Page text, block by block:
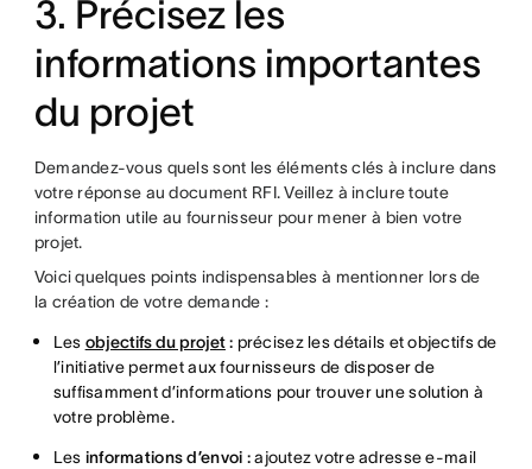
3. Précisez les
informations importantes
du projet
Demandez-vous quels sont les éléments clés à inclure dans
votre réponse au document RFI. Veillez à inclure toute
information utile au fournisseur pour mener à bien votre
projet.
Voici quelques points indispensables à mentionner lors de
la création de votre demande :
Les objectifs du projet: précisez les détails et objectifs de
l’initiative permet aux fournisseurs de disposer de
suffisamment d’informations pour trouver une solution à
votre problème.
Les informations d’envoi :ajoutez votre adresse e-mail